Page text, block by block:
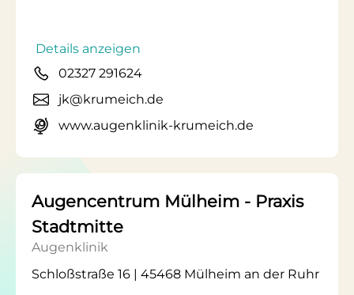
Details anzeigen
02327 291624
jk@krumeich.de
www.augenklinik-krumeich.de
Augencentrum Mülheim - Praxis
Stadtmitte
Augenklinik
Schloßstraße 16 | 45468 Mülheim an der Ruhr